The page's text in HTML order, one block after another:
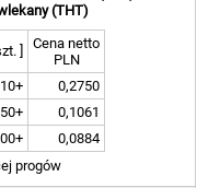
(THT)
]
Cena netto
PLN
10+
0,2750
50+
0,1061
0,0884
progów